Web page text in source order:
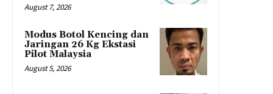
August 7, 2026
Modus Botol Kencing dan
Jaringan 26 Kg Ekstasi
Pilot Malaysia
August 5, 2026